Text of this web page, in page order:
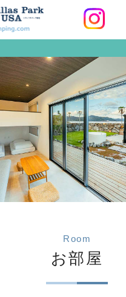
Room
お部屋